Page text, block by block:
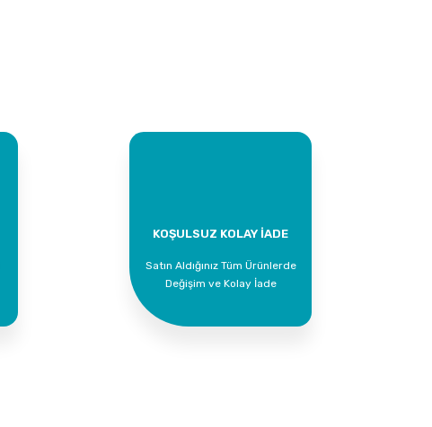
KOŞULSUZ KOLAY İADE
Satın Aldığınız Tüm Ürünlerde
Değişim ve Kolay İade